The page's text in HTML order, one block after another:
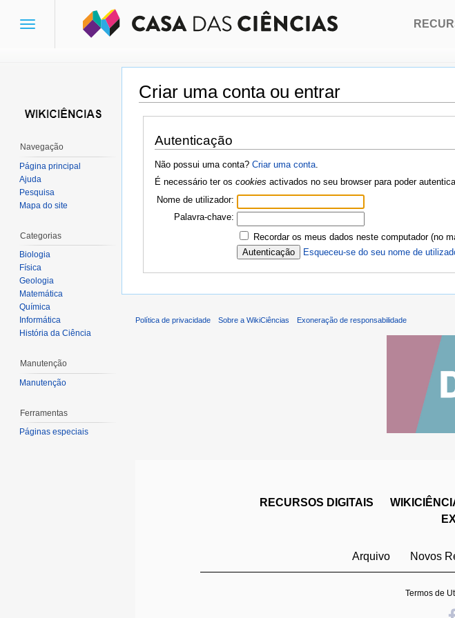
Criar uma conta ou entrar
Ir para:navegação,pesquisa
Autenticação
Não possui uma conta? Criar uma conta.
É necessário ter os cookies activados no seu browser para poder
Nome de utilizador:
Palavra-chave:
Recordar os meus dados neste computador (no
Esqueceu-se do seu nome de
Toggle
Navegação
Página principal
Ajuda
Pesquisa
Mapa do site
Categorias
Biologia
Física
Geologia
Matemática
Química
Informática
História da Ciência
Manutenção
Manutenção
Ferramentas
Páginas especiais
Política de privacidade Sobre a WikiCiências Exoneração de responsabilidade
RECURSOS DIGITAIS
Arquivo Novos
Termos de